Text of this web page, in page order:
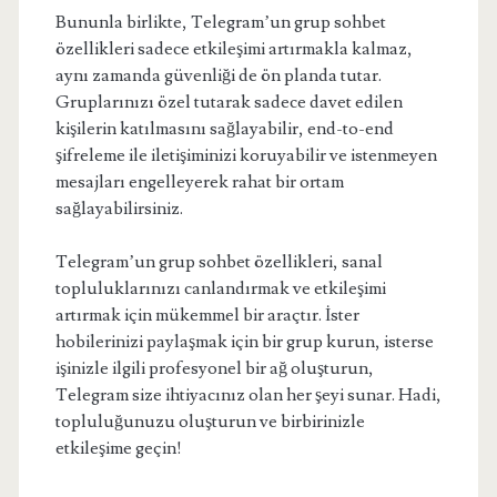
Bununla birlikte, Telegram’un grup sohbet
özellikleri sadece etkileşimi artırmakla kalmaz,
aynı zamanda güvenliği de ön planda tutar.
Gruplarınızı özel tutarak sadece davet edilen
kişilerin katılmasını sağlayabilir, end-to-end
şifreleme ile iletişiminizi koruyabilir ve istenmeyen
mesajları engelleyerek rahat bir ortam
sağlayabilirsiniz.
Telegram’un grup sohbet özellikleri, sanal
topluluklarınızı canlandırmak ve etkileşimi
artırmak için mükemmel bir araçtır. İster
hobilerinizi paylaşmak için bir grup kurun, isterse
işinizle ilgili profesyonel bir ağ oluşturun,
Telegram size ihtiyacınız olan her şeyi sunar. Hadi,
topluluğunuzu oluşturun ve birbirinizle
etkileşime geçin!